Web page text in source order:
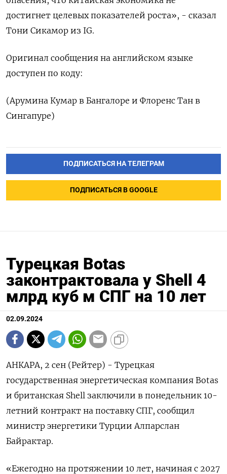
достигнет целевых показателей роста», - сказал
Тони Сикамор из IG.
Оригинал сообщения на английском языке
доступен по коду:
(Арумина Кумар в Бангалоре и Флоренс Тан в
Сингапуре)
ПОДПИСАТЬСЯ НА ТЕЛЕГРАМ
ПОДПИСАТЬСЯ В GOOGLE
Турецкая Botas
законтрактовала у Shell 4
млрд куб м СПГ на 10 лет
02.09.2024
АНКАРА, 2 сен (Рейтер) - Турецкая
государственная энергетическая компания Botas
и британская Shell заключили в понедельник 10-
летний контракт на поставку СПГ, сообщил
министр энергетики Турции Алпарслан
Байрактар.
«Ежегодно на протяжении 10 лет, начиная с 2027